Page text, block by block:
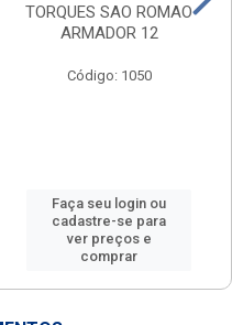
TORQUES SAO ROMAO
ARMADOR 12
Código: 1050
Faça seu login ou
cadastre-se para
ver preços e
comprar